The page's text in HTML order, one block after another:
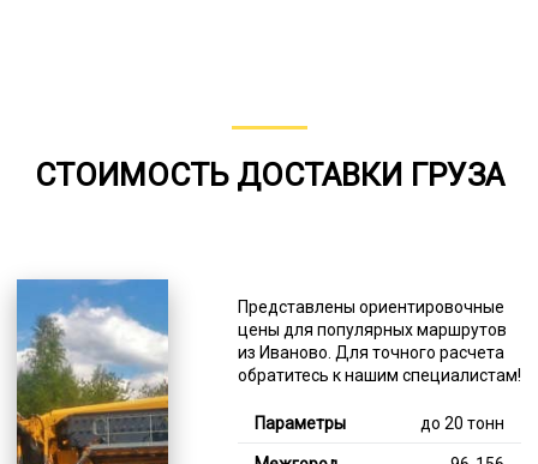
СТОИМОСТЬ ДОСТАВКИ ГРУЗА
Представлены ориентировочные
цены для популярных маршрутов
из Иваново. Для точного расчета
обратитесь к нашим специалистам!
до 20 тонн